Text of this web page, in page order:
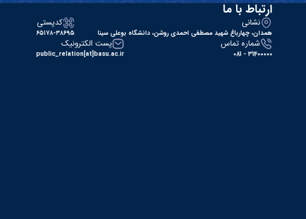
ارتباط با ما
نشانی
همدان، چهارباغ شهید مصطفی احمدی روشن، دانشگاه بوعلی سینا
کدپستی
۶۵۱۷۸-۳۸۶۹۵
شماره تماس
31400000 - 081
پست الکترونیک
public_relation[at]basu.ac.ir